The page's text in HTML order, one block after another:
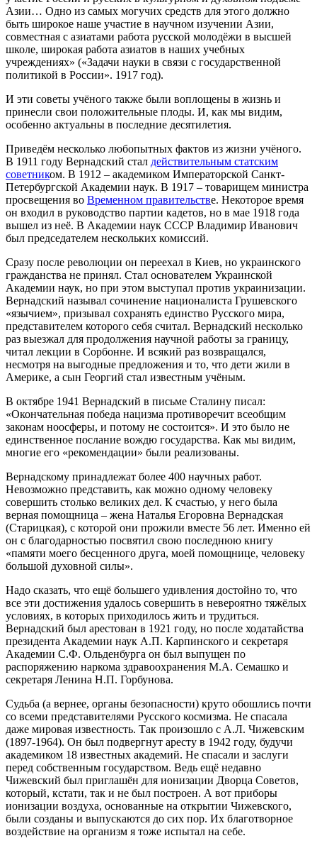
Азии… Одно из самых могучих средств для этого должно
быть широкое наше участие в научном изучении Азии,
совместная с азиатами работа русской молодёжи в высшей
школе, широкая работа азиатов в наших учебных
учреждениях» («Задачи науки в связи с государственной
политикой в России». 1917 год).
И эти советы учёного также были воплощены в жизнь и
принесли свои положительные плоды. И, как мы видим,
особенно актуальны в последние десятилетия.
Приведём несколько любопытных фактов из жизни учёного.
В 1911 году Вернадский стал действительным статским
советником. В 1912 – академиком Императорской Санкт-
Петербургской Академии наук. В 1917 – товарищем министра
просвещения во Временном правительстве. Некоторое время
он входил в руководство партии кадетов, но в мае 1918 года
вышел из неё. В Академии наук СССР Владимир Иванович
был председателем нескольких комиссий.
Сразу после революции он переехал в Киев, но украинского
гражданства не принял. Стал основателем Украинской
Академии наук, но при этом выступал против украинизации.
Вернадский называл сочинение националиста Грушевского
«язычием», призывал сохранять единство Русского мира,
представителем которого себя считал. Вернадский несколько
раз выезжал для продолжения научной работы за границу,
читал лекции в Сорбонне. И всякий раз возвращался,
несмотря на выгодные предложения и то, что дети жили в
Америке, а сын Георгий стал известным учёным.
В октябре 1941 Вернадский в письме Сталину писал:
«Окончательная победа нацизма противоречит всеобщим
законам ноосферы, и потому не состоится». И это было не
единственное послание вождю государства. Как мы видим,
многие его «рекомендации» были реализованы.
Вернадскому принадлежат более 400 научных работ.
Невозможно представить, как можно одному человеку
совершить столько великих дел. К счастью, у него была
верная помощница – жена Наталья Егоровна Вернадская
(Старицкая), с которой они прожили вместе 56 лет. Именно ей
он с благодарностью посвятил свою последнюю книгу
«памяти моего бесценного друга, моей помощнице, человеку
большой духовной силы».
Надо сказать, что ещё большего удивления достойно то, что
все эти достижения удалось совершить в невероятно тяжёлых
условиях, в которых приходилось жить и трудиться.
Вернадский был арестован в 1921 году, но после ходатайства
президента Академии наук А.П. Карпинского и секретаря
Академии С.Ф. Ольденбурга он был выпущен по
распоряжению наркома здравоохранения М.А. Семашко и
секретаря Ленина Н.П. Горбунова.
Судьба (а вернее, органы безопасности) круто обошлись почти
со всеми представителями Русского космизма. Не спасала
даже мировая известность. Так произошло с А.Л. Чижевским
(1897-1964). Он был подвергнут аресту в 1942 году, будучи
академиком 18 известных академий. Не спасали и заслуги
перед собственным государством. Ведь ещё недавно
Чижевский был приглашён для ионизации Дворца Советов,
который, кстати, так и не был построен. А вот приборы
ионизации воздуха, основанные на открытии Чижевского,
были созданы и выпускаются до сих пор. Их благотворное
воздействие на организм я тоже испытал на себе.